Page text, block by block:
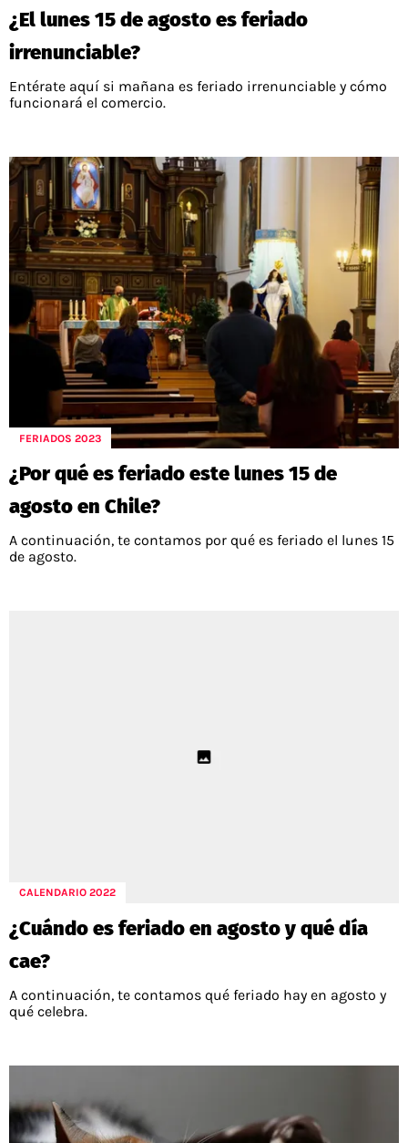
¿El lunes 15 de agosto es feriado
irrenunciable?
Entérate aquí si mañana es feriado irrenunciable y cómo
funcionará el comercio.
FERIADOS 2023
¿Por qué es feriado este lunes 15 de
agosto en Chile?
A continuación, te contamos por qué es feriado el lunes 15
de agosto.
CALENDARIO 2022
¿Cuándo es feriado en agosto y qué día
cae?
A continuación, te contamos qué feriado hay en agosto y
qué celebra.